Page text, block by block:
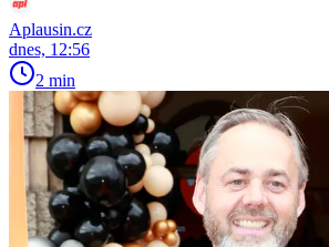
Aplausin.cz
dnes, 12:56
2 min